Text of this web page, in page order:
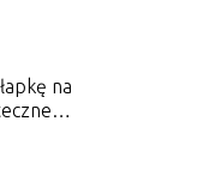
na